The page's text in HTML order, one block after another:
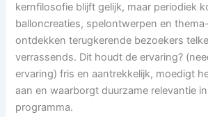
kernfilosofie blijft gelijk, maar periodiek
balloncreaties, spelontwerpen en
ontdekken terugkerende bezoekers
verrassends. Dit houdt de ervaring?
ervaring) fris en aantrekkelijk, moedigt
aan en waarborgt duurzame relevantie
programma.